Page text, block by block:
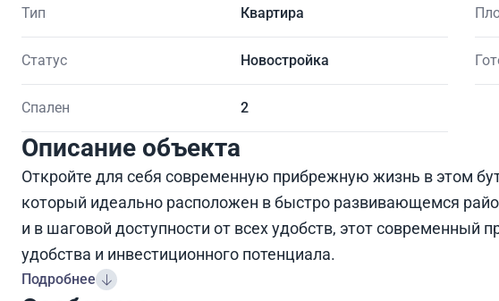
Тип Квартира
Статус Новостройка
Спален 2
Описание объекта
Откройте для себя современную прибрежную жизнь в этом
который идеально расположен в быстро развивающемся
и в шаговой доступности от всех удобств, этот современный
удобства и инвестиционного потенциала.
Подробнее